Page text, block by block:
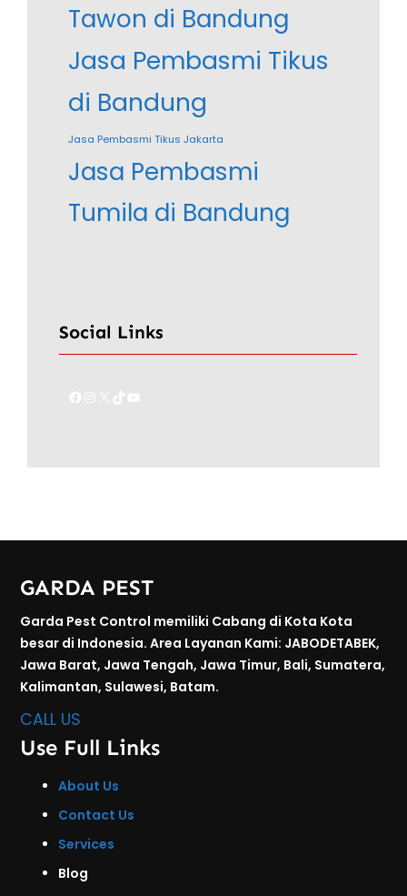
Tawon di Bandung
Jasa Pembasmi Tikus
di Bandung
Jasa Pembasmi Tikus Jakarta
Jasa Pembasmi
Tumila di Bandung
Social Links
Facebook Instagram TikTok YouTube
GARDA PEST
Garda Pest Control memiliki Cabang di Kota Kota
besar di Indonesia. Area Layanan Kami: JABODETABEK,
Jawa Barat, Jawa Tengah, Jawa Timur, Bali, Sumatera,
Kalimantan, Sulawesi, Batam.
CALL US
Use Full Links
About Us
Contact Us
Services
Blog